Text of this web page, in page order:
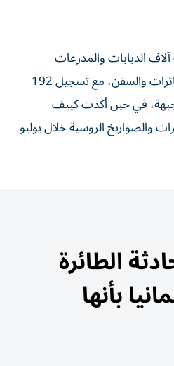
الدبابات والمدرعات
والمنظومات المدفعية والطائرات والسفن، مع تسجيل 192
في حين أكدت كييف
والصواريخ الروسية خلال يوليو
الطائرة
بأنها